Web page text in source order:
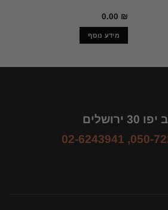
0.00 ₪
מידע נוסף
ירושלים
050-
,
02-6243941